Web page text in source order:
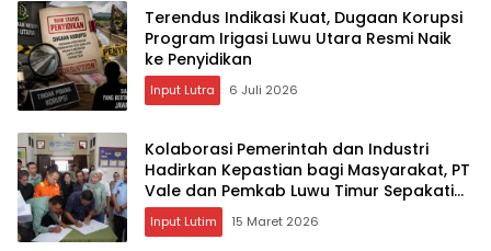
Terendus Indikasi Kuat, Dugaan Korupsi
Program Irigasi Luwu Utara Resmi Naik
ke Penyidikan
Input Lutra 6 Juli 2026
Kolaborasi Pemerintah dan Industri
Hadirkan Kepastian bagi Masyarakat, PT
Vale dan Pemkab Luwu Timur Sepakati
Penyelesaian Lahan Old Camp
Input Lutim 15 Maret 2026